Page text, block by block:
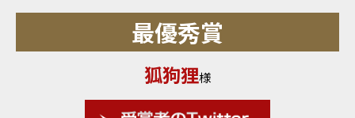
最優秀賞
狐狗狸様